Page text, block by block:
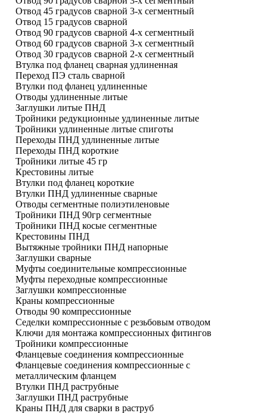
Отвод 45 градусов сварной 3-х сегментный
Отвод 15 градусов сварной
Отвод 90 градусов сварной 4-х сегментный
Отвод 60 градусов сварной 3-х сегментный
Отвод 30 градусов сварной 2-х сегментный
Втулка под фланец сварная удлиненная
Переход ПЭ сталь сварной
Втулки под фланец удлиненные
Отводы удлиненные литые
Заглушки литые ПНД
Тройники редукционные удлиненные литые
Тройники удлиненные литые спиготы
Переходы ПНД удлиненные литые
Переходы ПНД короткие
Тройники литые 45 гр
Крестовины литые
Втулки под фланец короткие
Втулки ПНД удлиненные сварные
Отводы сегментные полиэтиленовые
Тройники ПНД 90гр сегментные
Тройники ПНД косые сегментные
Крестовины ПНД
Вытяжные тройники ПНД напорные
Заглушки сварные
Муфты соединительные компрессионные
Муфты переходные компрессионные
Заглушки компрессионные
Краны компрессионные
Отводы 90 компрессионные
Седелки компрессионные с резьбовым отводом
Ключи для монтажа компрессионных фитингов
Тройники компрессионные
Фланцевые соединения компрессионные
Фланцевые соединения компрессионные с
металлическим фланцем
Втулки ПНД раструбные
Заглушки ПНД раструбные
Краны ПНД для сварки в раструб